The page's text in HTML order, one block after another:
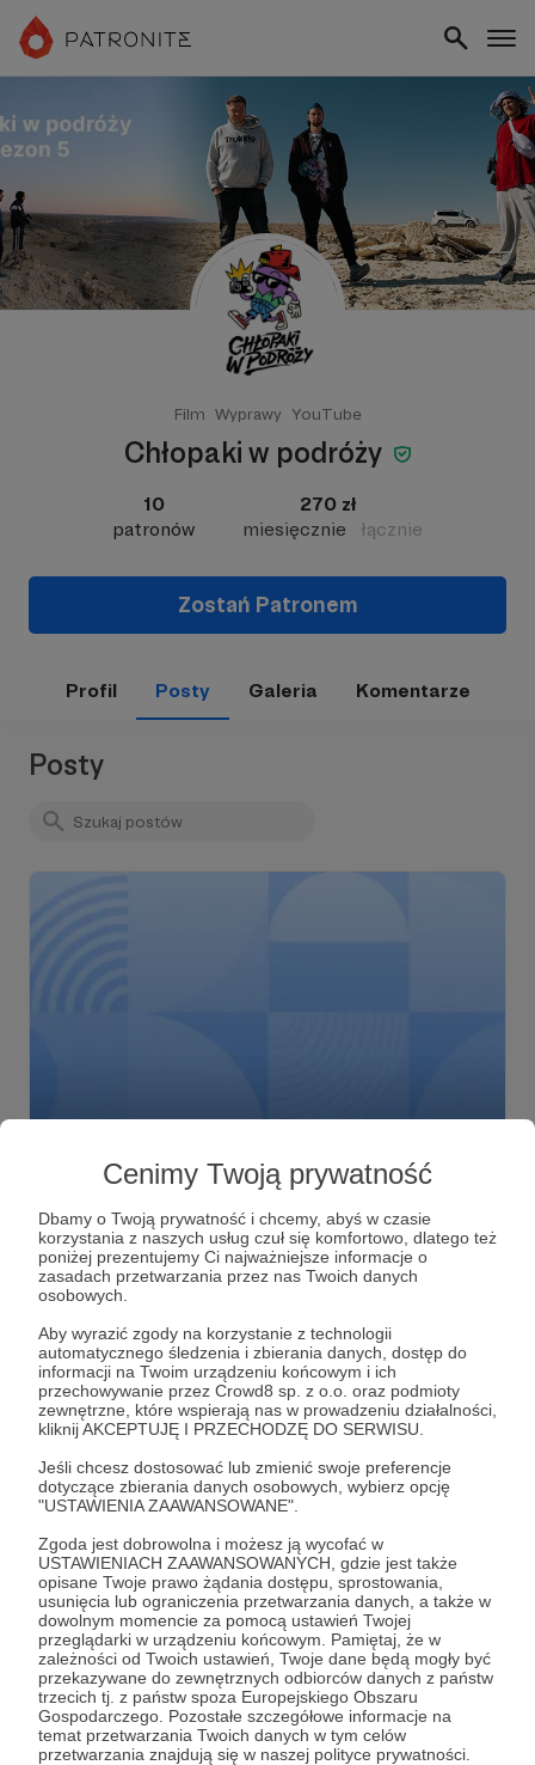
Cenimy Twoją prywatność
Dbamy o Twoją prywatność i chcemy, abyś w czasie
korzystania z naszych usług czuł się komfortowo, dlatego też
poniżej prezentujemy Ci najważniejsze informacje o
zasadach przetwarzania przez nas Twoich danych
osobowych.
Aby wyrazić zgody na korzystanie z technologii
automatycznego śledzenia i zbierania danych, dostęp do
informacji na Twoim urządzeniu końcowym i ich
przechowywanie przez Crowd8 sp. z o.o. oraz podmioty
zewnętrzne, które wspierają nas w prowadzeniu działalności,
kliknij AKCEPTUJĘ I PRZECHODZĘ DO SERWISU.
Jeśli chcesz dostosować lub zmienić swoje preferencje
dotyczące zbierania danych osobowych, wybierz opcję
"USTAWIENIA ZAAWANSOWANE".
Zgoda jest dobrowolna i możesz ją wycofać w
USTAWIENIACH ZAAWANSOWANYCH, gdzie jest także
opisane Twoje prawo żądania dostępu, sprostowania,
usunięcia lub ograniczenia przetwarzania danych, a także w
dowolnym momencie za pomocą ustawień Twojej
przeglądarki w urządzeniu końcowym. Pamiętaj, że w
zależności od Twoich ustawień, Twoje dane będą mogły być
przekazywane do zewnętrznych odbiorców danych z państw
trzecich tj. z państw spoza Europejskiego Obszaru
Gospodarczego. Pozostałe szczegółowe informacje na
temat przetwarzania Twoich danych w tym celów
przetwarzania znajdują się w naszej polityce prywatności.
Film Wyprawy YouTube
Chłopaki w podróży
10
patronów
270 zł
miesięcznie
łącznie
Zostań Patronem
Profil Posty Galeria Komentarze
Posty
Zamknięta grupa na FB
Siema, zapraszamy Was wszystkich do naszej zamkniętej
grupy na FB. Publikujemy tam różne rzeczy, których nie
znajdziecie na innych naszych kanałach. Link do grupy w
treści posta
Dołącz do grona Patronów!
Wesprzyj działalność AutoraChłopaki w podróży
teraz!
Zostań Patronem